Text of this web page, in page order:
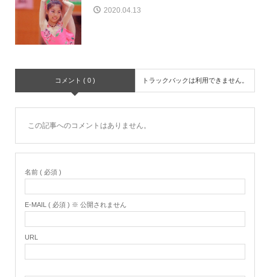
2020.04.13
コメント ( 0 ) トラックバックは利用できません。
この記事へのコメントはありません。
名前 ( 必須 )
E-MAIL ( 必須 ) ※ 公開されません
URL